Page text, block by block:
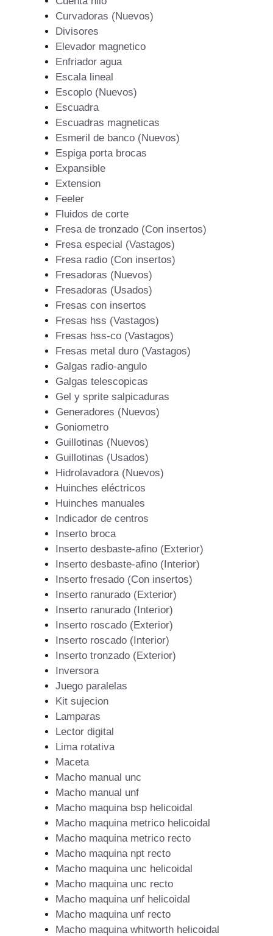
Curvadoras (Nuevos)
Divisores
Elevador magnetico
Enfriador agua
Escala lineal
Escoplo (Nuevos)
Escuadra
Escuadras magneticas
Esmeril de banco (Nuevos)
Espiga porta brocas
Expansible
Extension
Feeler
Fluidos de corte
Fresa de tronzado (Con insertos)
Fresa especial (Vastagos)
Fresa radio (Con insertos)
Fresadoras (Nuevos)
Fresadoras (Usados)
Fresas con insertos
Fresas hss (Vastagos)
Fresas hss-co (Vastagos)
Fresas metal duro (Vastagos)
Galgas radio-angulo
Galgas telescopicas
Gel y sprite salpicaduras
Generadores (Nuevos)
Goniometro
Guillotinas (Nuevos)
Guillotinas (Usados)
Hidrolavadora (Nuevos)
Huinches eléctricos
Huinches manuales
Indicador de centros
Inserto broca
Inserto desbaste-afino (Exterior)
Inserto desbaste-afino (Interior)
Inserto fresado (Con insertos)
Inserto ranurado (Exterior)
Inserto ranurado (Interior)
Inserto roscado (Exterior)
Inserto roscado (Interior)
Inserto tronzado (Exterior)
Inversora
Juego paralelas
Kit sujecion
Lamparas
Lector digital
Lima rotativa
Maceta
Macho manual unc
Macho manual unf
Macho maquina bsp helicoidal
Macho maquina metrico helicoidal
Macho maquina metrico recto
Macho maquina npt recto
Macho maquina unc helicoidal
Macho maquina unc recto
Macho maquina unf helicoidal
Macho maquina unf recto
Macho maquina whitworth helicoidal